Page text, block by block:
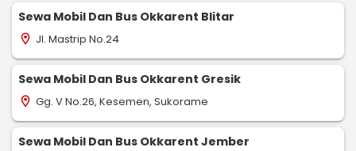
Sewa Mobil Dan Bus Okkarent Blitar
location_on Jl. Mastrip No.24
Sewa Mobil Dan Bus Okkarent Gresik
location_on Gg. V No.26, Kesemen, Sukorame
Sewa Mobil Dan Bus Okkarent Jember